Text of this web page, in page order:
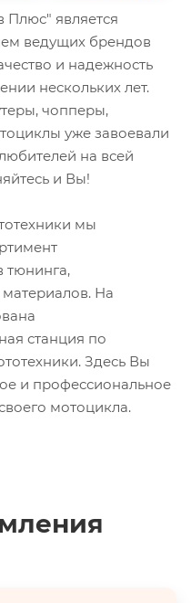
является
ведущих брендов
и надежность
нескольких лет.
чопперы,
уже завоевали
на всей
и Вы!
мы
тюнинга,
На
станция по
Здесь Вы
и профессиональное
мотоцикла.